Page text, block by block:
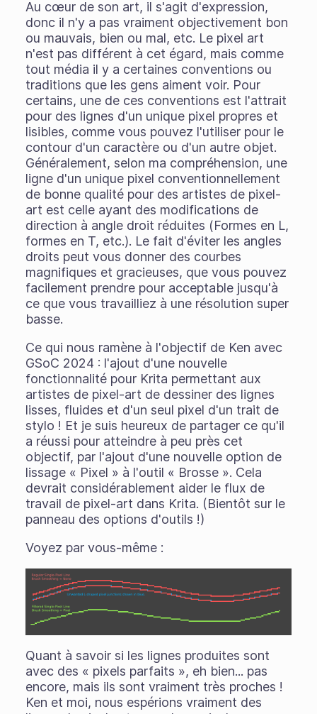
Au cœur de son art, il s'agit d'expression,
donc il n'y a pas vraiment objectivement bon
ou mauvais, bien ou mal, etc. Le pixel art
n'est pas différent à cet égard, mais comme
tout média il y a certaines conventions ou
traditions que les gens aiment voir. Pour
certains, une de ces conventions est l'attrait
pour des lignes d'un unique pixel propres et
lisibles, comme vous pouvez l'utiliser pour le
contour d'un caractère ou d'un autre objet.
Généralement, selon ma compréhension, une
ligne d'un unique pixel conventionnellement
de bonne qualité pour des artistes de pixel-
art est celle ayant des modifications de
direction à angle droit réduites (Formes en L,
formes en T, etc.). Le fait d'éviter les angles
droits peut vous donner des courbes
magnifiques et gracieuses, que vous pouvez
facilement prendre pour acceptable jusqu'à
ce que vous travailliez à une résolution super
basse.
Ce qui nous ramène à l'objectif de Ken avec
GSoC 2024 : l'ajout d'une nouvelle
fonctionnalité pour Krita permettant aux
artistes de pixel-art de dessiner des lignes
lisses, fluides et d'un seul pixel d'un trait de
stylo ! Et je suis heureux de partager ce qu'il
a réussi pour atteindre à peu près cet
objectif, par l'ajout d'une nouvelle option de
lissage « Pixel » à l'outil « Brosse ». Cela
devrait considérablement aider le flux de
travail de pixel-art dans Krita. (Bientôt sur le
panneau des options d'outils !)
Voyez par vous-même :
Quant à savoir si les lignes produites sont
avec des « pixels parfaits », eh bien... pas
encore, mais ils sont vraiment très proches !
Ken et moi, nous espérions vraiment des